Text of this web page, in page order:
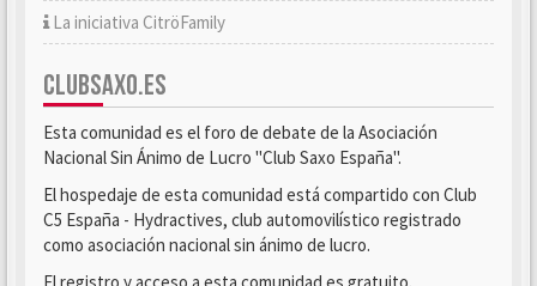
La iniciativa CitröFamily
CLUBSAXO.ES
Esta comunidad es el foro de debate de la Asociación
Nacional Sin Ánimo de Lucro "Club Saxo España".
El hospedaje de esta comunidad está compartido con Club
C5 España - Hydractives, club automovilístico registrado
como asociación nacional sin ánimo de lucro.